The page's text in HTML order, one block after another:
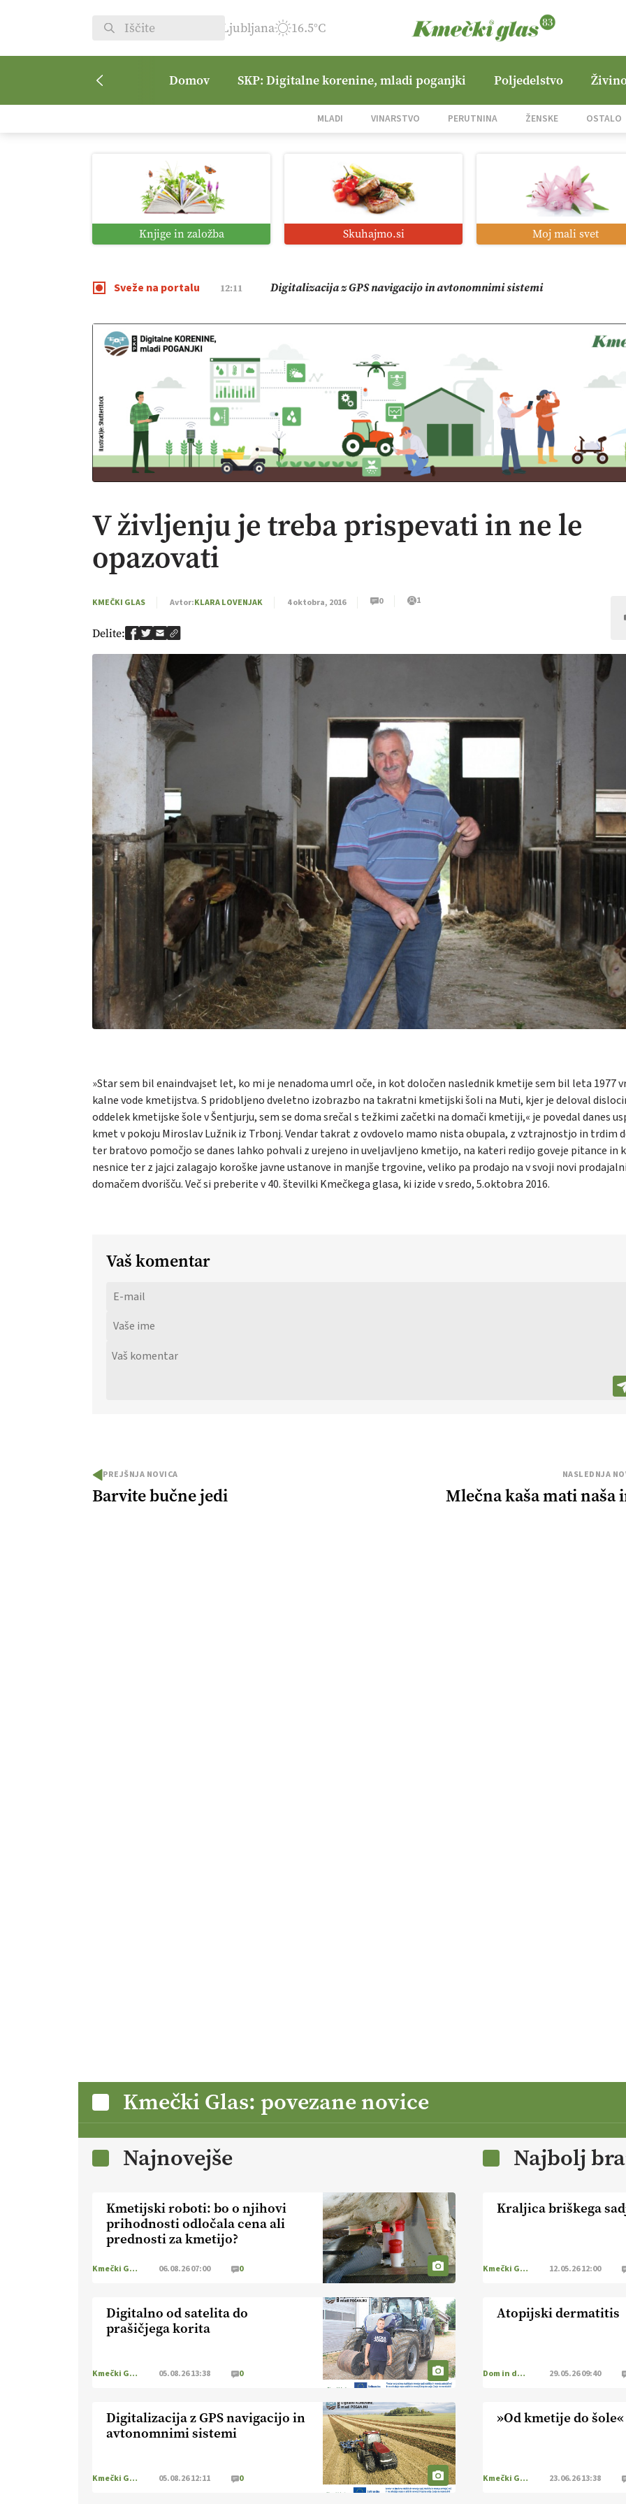
Ljubljana 16.5°C
Domov SKP: Digitalne korenine, mladi poganjki Poljedelstvo
MLADI VINARSTVO PERUTNINA ŽENSKE OSTALO
Knjige in založba Skuhajmo.si Moj mali svet
Sveže na portalu
08:50 Vrt Dvorjane Hills
01:38 Digitalno od satelita do prašičjega korita
12:11 Digitalizacija z GPS navigacijo in avtonomnimi sistemi
09:09 Pomagajmo družini Bregar po uničujočem požaru
V življenju je treba prispevati in ne le
opazovati
KMEČKI GLAS Avtor:KLARA LOVENJAK 4 oktobra, 2016 0 1
Delite:
»Star sem bil enaindvajset let, ko mi je nenadoma umrl oče, in kot določen naslednik kmetije sem bil leta 1977
kalne vode kmetijstva. S pridobljeno dveletno izobrazbo na takratni kmetijski šoli na Muti, kjer je deloval
oddelek kmetijske šole v Šentjurju, sem se doma srečal s težkimi začetki na domači kmetiji,« je povedal danes
kmet v pokoju Miroslav Lužnik iz Trbonj. Vendar takrat z ovdovelo mamo nista obupala, z vztrajnostjo in trdim
ter bratovo pomočjo se danes lahko pohvali z urejeno in uveljavljeno kmetijo, na kateri redijo goveje pitance in
nesnice ter z jajci zalagajo koroške javne ustanove in manjše trgovine, veliko pa prodajo na v svoji novi
domačem dvorišču. Več si preberite v 40. številki Kmečkega glasa, ki izide v sredo, 5.oktobra 2016.
Vaš komentar
PREJŠNJA NOVICA
Barvite bučne jedi
NASLEDNJA
Mlečna kaša mati
Kmečki Glas: povezane novice
Najnovejše
Kmetijski roboti: bo o njihovi
prihodnosti odločala cena ali
prednosti za kmetijo?
Kmečki Glas 06.08.26 07:00 0
Digitalno od satelita do
prašičjega korita
Kmečki Glas 05.08.26 13:38 0
Digitalizacija z GPS navigacijo in
avtonomnimi sistemi
Kmečki Glas 05.08.26 12:11 0
Najbolj
Kraljica briškega
Kmečki Glas 12.05.26 12:00
Atopijski dermatitis
Dom in družina 29.05.26 09:40
»Od kmetije do šole«
Kmečki Glas 23.06.26 13:38